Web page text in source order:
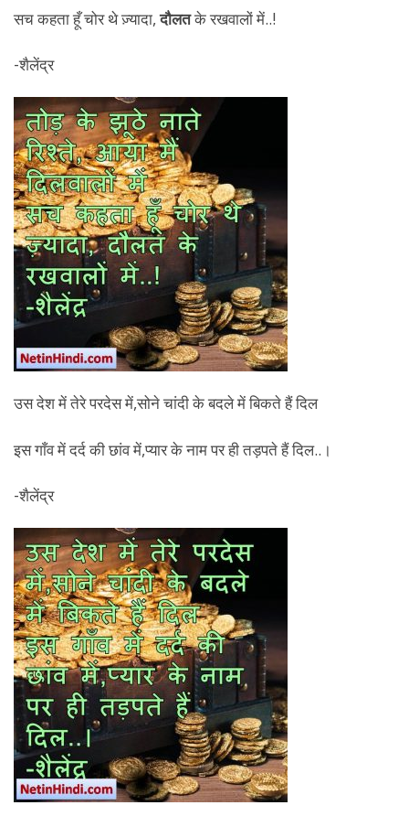
सच कहता हूँ चोर थे ज़्यादा,दौलतके रखवालों में..!
-शैलेंद्र
उस देश में तेरे परदेस में,सोने चांदी के बदले में बिकते हैं दिल
इस गाँव में दर्द की छांव में,प्यार के नाम पर ही तड़पते हैं दिल..।
-शैलेंद्र